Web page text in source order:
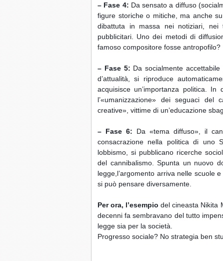
– Fase 4: Da sensato a diffuso
figure storiche o mitiche, ma anche
dibattuta in massa nei notiziari,
pubblicitari. Uno dei metodi di
famoso compositore fosse antropofilo?
– Fase 5: Da socialmente
d’attualità, si riproduce
acquisisce un’importanza politica.
l’«umanizzazione» dei seguaci
creative», vittime di un’educazione
– Fase 6: Da «tema diffuso», il
consacrazione nella politica di uno
lobbismo, si pubblicano ricerche
del cannibalismo. Spunta un nuovo
legge,l’argomento arriva nelle scuole
si può pensare diversamente.
Per ora, l’esempio del cineasta Nikita
decenni fa sembravano del tutto
legge sia per la società.
Progresso sociale? No strategia ben